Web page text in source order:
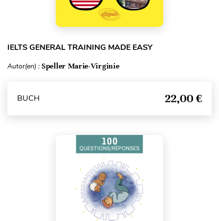
IELTS GENERAL TRAINING MADE EASY
Autor(en) : Speller Marie-Virginie
BUCH 22,00 €